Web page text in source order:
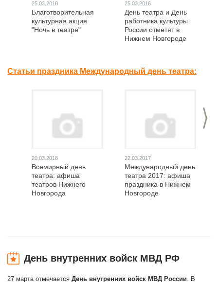
25.03.2018
Благотворительная
культурная акция
"Ночь в театре"
25.03.2016
День театра и День
работника культуры
России отметят в
Нижнем Новгороде
Статьи праздника Международный день театра:
>
20.03.2018
Всемирный день
театра: афиша
театров Нижнего
Новгорода
22.03.2017
Международный день
театра 2017: афиша
праздника в Нижнем
Новгороде
День внутренних войск МВД РФ
27 марта отмечается День внутренних войск МВД России. В